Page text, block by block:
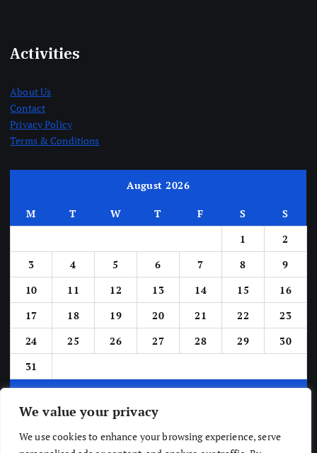
We value your privacy
We use cookies to enhance your browsing experience, serve
Activities
About Us
Contact
Privacy Policy
Terms & Conditions
August 2026
M T W T F S
S
1
2
3
4 5 6 7 8
9
10
11 12 13 14 15
16
17
18 19 20 21 22
23
24
25 26 27 28 29
30
31